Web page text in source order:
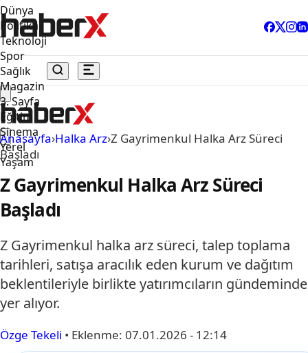
Dünya
Politika
Teknoloji
Spor
Sağlık
Magazin
3. Sayfa
Eğitim
Sinema
Yerel
Yaşam
Anasayfa›Halka Arz›Z Gayrimenkul Halka Arz Süreci
Başladı
Z Gayrimenkul Halka Arz Süreci
Başladı
Z Gayrimenkul halka arz süreci, talep toplama
tarihleri, satışa aracılık eden kurum ve dağıtım
beklentileriyle birlikte yatırımcıların gündeminde
yer alıyor.
Özge Tekeli • Eklenme: 07.01.2026 - 12:14